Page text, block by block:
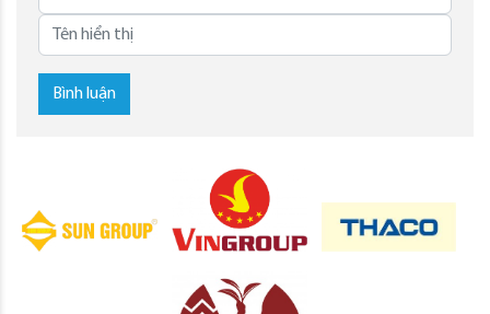
Bình luận